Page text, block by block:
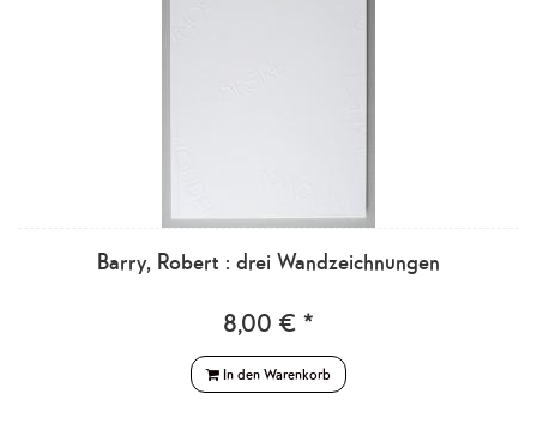
Barry, Robert : drei Wandzeichnungen
8,00 € *
In den Warenkorb